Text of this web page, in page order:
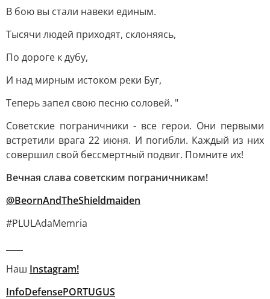
В бою вы стали навеки единым.
Тысячи людей приходят, склоняясь,
По дороге к дубу,
И над мирным истоком реки Буг,
Теперь запел свою песню соловей. "
Советские пограничники - все герои. Они первыми
встретили врага 22 июня. И погибли. Каждый из них
совершил свой бессмертный подвиг. Помните их!
Вечная слава советским пограничникам!
@BeornAndTheShieldmaiden
#PLULAdaMemria
Наш Instagram!
InfoDefensePORTUGUS